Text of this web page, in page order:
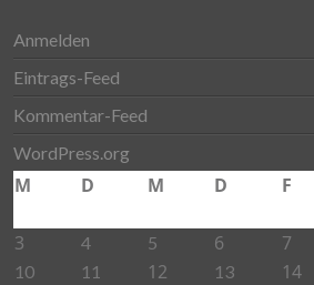
Anmelden
Eintrags-Feed
Kommentar-Feed
WordPress.org
M D M D F
3
4 5 6 7
10 11 12 13 14